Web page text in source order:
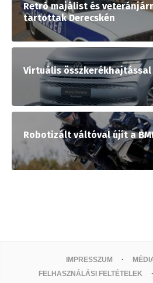
Retró majálist és
tartottak Derecskén
Virtuális
Robotizált váltóval újít a
IMPRESSZUM
FELHASZNÁLÁSI FELTÉTELEK